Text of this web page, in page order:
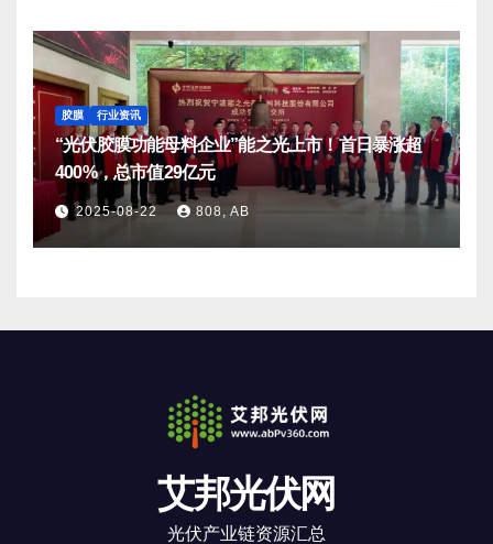
胶膜 行业资讯
“光伏胶膜功能母料企业”能之光上市！首日暴涨超
400%，总市值29亿元
2025-08-22 808, AB
艾邦光伏网
光伏产业链资源汇总